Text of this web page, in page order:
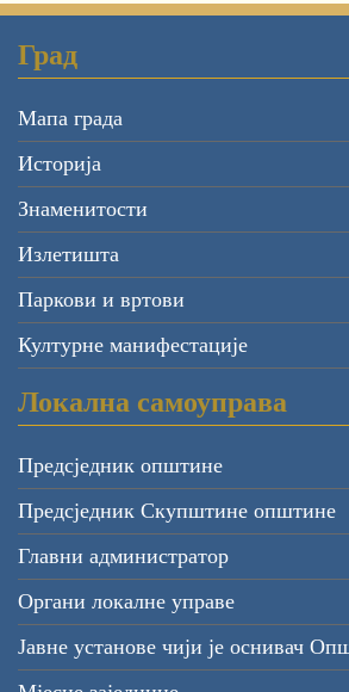
Град
Мапа града
Историја
Знаменитости
Излетишта
Паркови и вртови
Културне манифестације
Локална самоуправа
Предсједник општине
Предсједник Скупштине општине
Главни администратор
Органи локалне управе
Јавне установе чији је оснивач